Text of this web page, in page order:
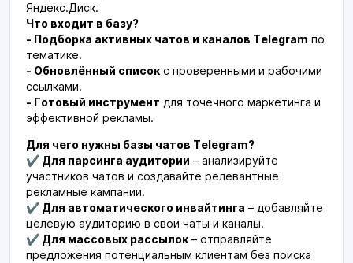
Яндекс.Диск.
Что входит в базу?
- Подборка активных чатов и каналов Telegram по
тематике.
- Обновлённый список с проверенными и рабочими
ссылками.
- Готовый инструмент для точечного маркетинга и
эффективной рекламы.
Для чего нужны базы чатов Telegram?
✔ Для парсинга аудитории – анализируйте
участников чатов и создавайте релевантные
рекламные кампании.
✔ Для автоматического инвайтинга – добавляйте
целевую аудиторию в свои чаты и каналы.
✔ Для массовых рассылок – отправляйте
предложения потенциальным клиентам без поиска